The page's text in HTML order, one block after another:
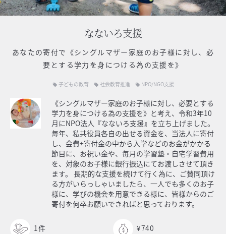
なないろ支援
あなたの寄付で 《シングルマザー家庭のお子様に対し、必
要とする学力を身につける為の支援を》
local_offer 子どもの教育 local_offer 社会教育推進 local_offer NPO/NGO支援
《シングルマザー家庭のお子様に対し、必要とする
学力を身につける為の支援を》と考え、令和3年10
月にNPO法人『なないろ支援』を立ち上げました。
毎年、私共役員各自の出せる資金を、当法人に寄付
し、会費+寄付金の中から入学などのお金がかかる
節目に、お祝い金や、毎月の学習塾・自宅学習費用
を、対象のお子様に銀行振込にてお渡しさせて頂き
ます。 長期的な支援を続けて行く為に、ご賛同頂け
る方がいらっしゃいましたら、一人でも多くのお子
様に、学びの機会を用意できる様に、皆様からのご
寄付を何卒お願いできればと思っております。
1 件 ¥740